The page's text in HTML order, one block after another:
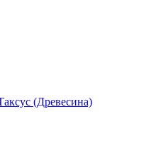
(Древесина)